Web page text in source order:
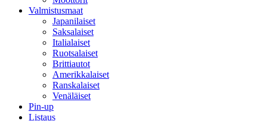
Valmistusmaat
Japanilaiset
Saksalaiset
Italialaiset
Ruotsalaiset
Brittiautot
Amerikkalaiset
Ranskalaiset
Venäläiset
Pin-up
Listaus